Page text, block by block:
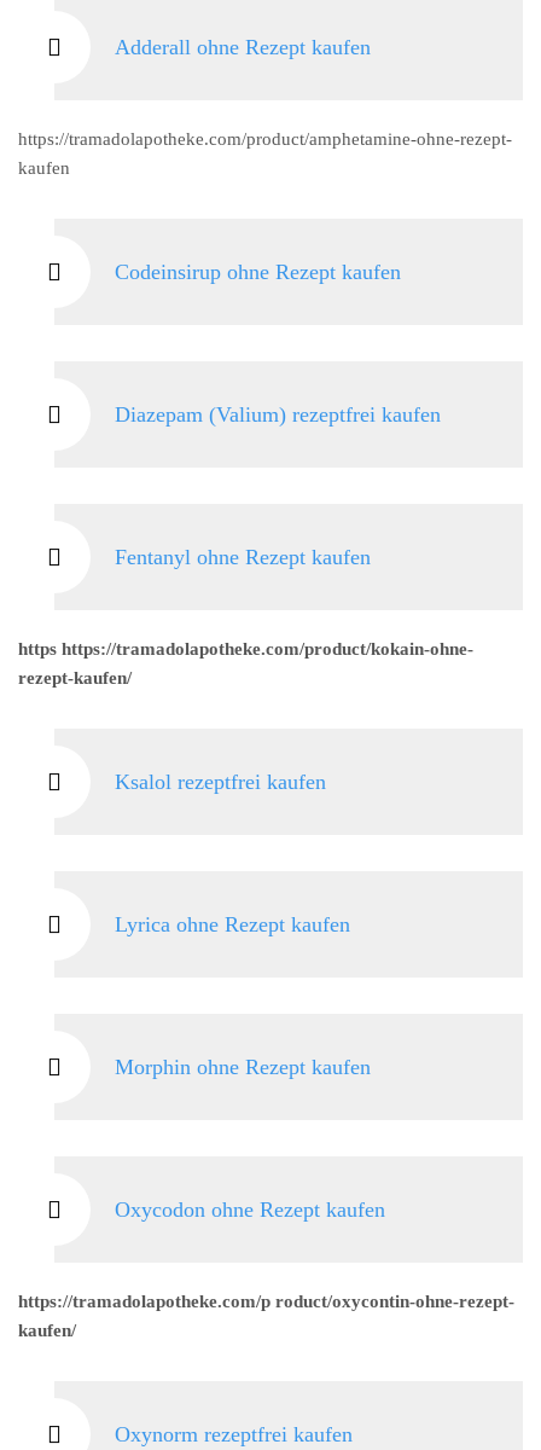
Adderall ohne Rezept kaufen
https://tramadolapotheke.com/product/amphetamine-ohne-rezept-
kaufen
Codeinsirup ohne Rezept kaufen
Diazepam (Valium) rezeptfrei kaufen
Fentanyl ohne Rezept kaufen
https https://tramadolapotheke.com/product/kokain-ohne-
rezept-kaufen/
Ksalol rezeptfrei kaufen
Lyrica ohne Rezept kaufen
Morphin ohne Rezept kaufen
Oxycodon ohne Rezept kaufen
https://tramadolapotheke.com/p roduct/oxycontin-ohne-rezept-
kaufen/
Oxynorm rezeptfrei kaufen